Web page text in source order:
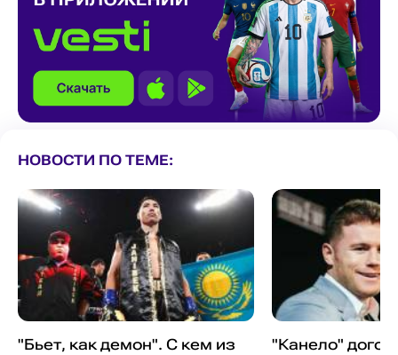
НОВОСТИ ПО ТЕМЕ:
"Бьет, как демон". С кем из
"Канело"